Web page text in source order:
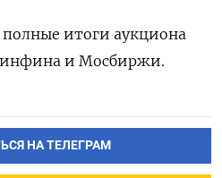
итоги аукциона
и Мосбиржи.
НА ТЕЛЕГРАМ